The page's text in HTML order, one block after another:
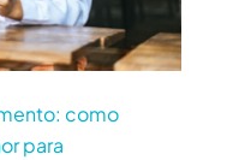
como
para